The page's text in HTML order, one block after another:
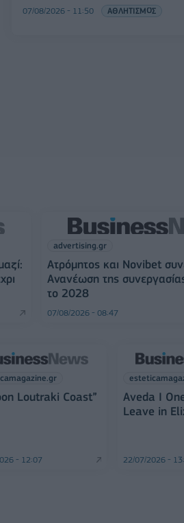
07/08/2026 - 11:50 ΑΘΛΗΤΙΣΜΟΣ
advertising.gr
Ατρόμητος και Novibet
Ανανέωση της
το 2028
07/08/2026 - 08:47
Loutraki Coast”
- 12:07
Aveda I
Leave in
22/07/2026 -